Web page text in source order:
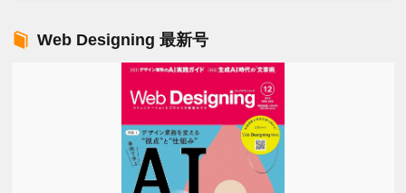
Web Designing 最新号